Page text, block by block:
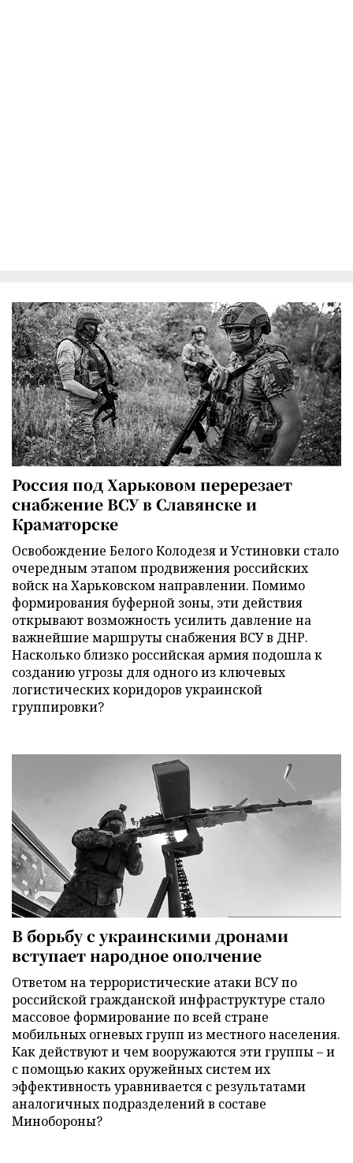
Россия под Харьковом перерезает
снабжение ВСУ в Славянске и
Краматорске
Освобождение Белого Колодезя и Устиновки стало
очередным этапом продвижения российских
войск на Харьковском направлении. Помимо
формирования буферной зоны, эти действия
открывают возможность усилить давление на
важнейшие маршруты снабжения ВСУ в ДНР.
Насколько близко российская армия подошла к
созданию угрозы для одного из ключевых
логистических коридоров украинской
группировки?
В борьбу с украинскими дронами
вступает народное ополчение
Ответом на террористические атаки ВСУ по
российской гражданской инфраструктуре стало
массовое формирование по всей стране
мобильных огневых групп из местного населения.
Как действуют и чем вооружаются эти группы – и
с помощью каких оружейных систем их
эффективность уравнивается с результатами
аналогичных подразделений в составе
Минобороны?